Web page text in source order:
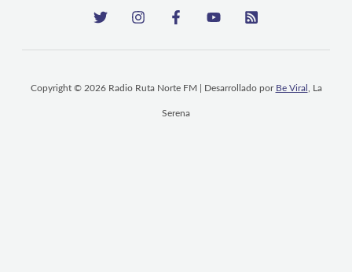
Copyright © 2026 Radio Ruta Norte FM | Desarrollado por Be Viral , La
Serena